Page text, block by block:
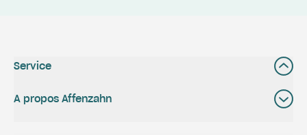
Service
A propos Affenzahn